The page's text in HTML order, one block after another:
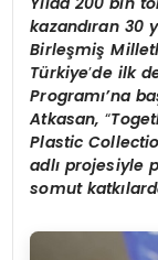
kazandıran 30
Birleşmiş
Türkiye’de ilk
Programı’na
Atkasan,“
Plastic
adlı projesiyle
somut